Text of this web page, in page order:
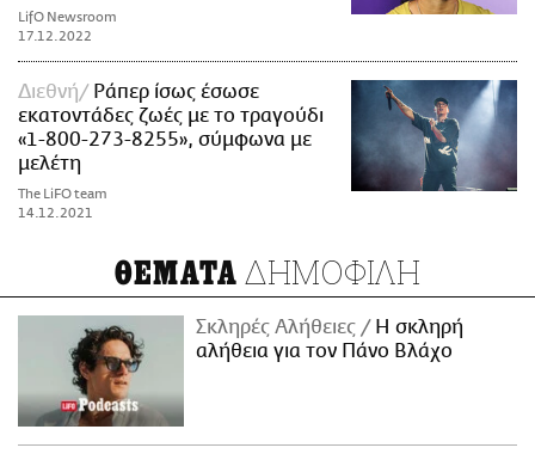
LifO Newsroom
17.12.2022
Διεθνή
Ράπερ ίσως έσωσε
εκατοντάδες ζωές με το τραγούδι
«1-800-273-8255», σύμφωνα με
μελέτη
The LiFO team
14.12.2021
ΘΕΜΑΤΑ ΔΗΜΟΦΙΛΗ
Σκληρές Αλήθειες
H σκληρή
αλήθεια για τον Πάνο Βλάχο